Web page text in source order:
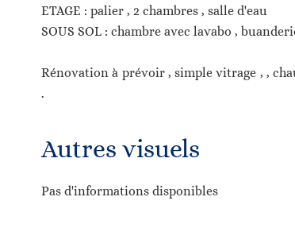
ETAGE : palier , 2 chambres , salle d'eau
SOUS SOL : chambre avec lavabo ,
Rénovation à prévoir , simple vitrage , ,
.
Autres visuels
Pas d'informations disponibles